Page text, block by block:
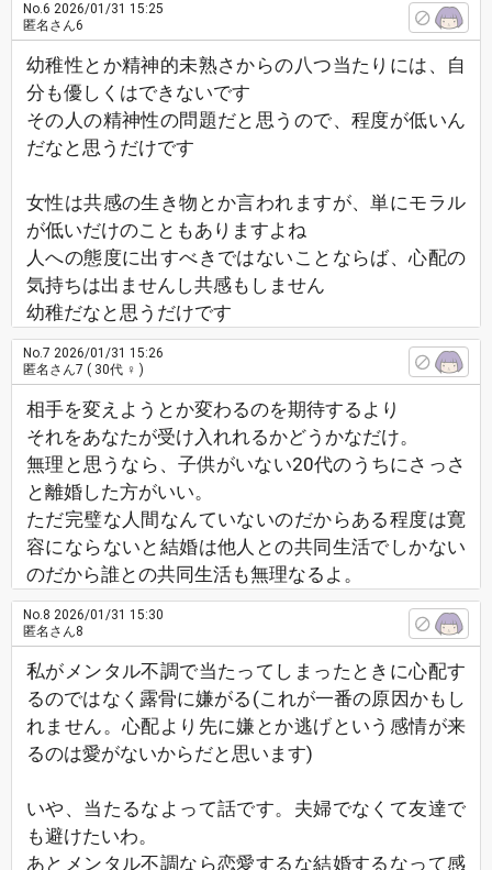
No.6 2026/01/31 15:25
匿名さん6
幼稚性とか精神的未熟さからの八つ当たりには、自
分も優しくはできないです
その人の精神性の問題だと思うので、程度が低いん
だなと思うだけです
女性は共感の生き物とか言われますが、単にモラル
が低いだけのこともありますよね
人への態度に出すべきではないことならば、心配の
気持ちは出ませんし共感もしません
幼稚だなと思うだけです
No.7 2026/01/31 15:26
匿名さん7 ( 30代 ♀ )
相手を変えようとか変わるのを期待するより
それをあなたが受け入れれるかどうかなだけ。
無理と思うなら、子供がいない20代のうちにさっさ
と離婚した方がいい。
ただ完璧な人間なんていないのだからある程度は寛
容にならないと結婚は他人との共同生活でしかない
のだから誰との共同生活も無理なるよ。
No.8 2026/01/31 15:30
匿名さん8
私がメンタル不調で当たってしまったときに心配す
るのではなく露骨に嫌がる(これが一番の原因かもし
れません。心配より先に嫌とか逃げという感情が来
るのは愛がないからだと思います)
いや、当たるなよって話です。夫婦でなくて友達で
も避けたいわ。
あとメンタル不調なら恋愛するな結婚するなって感